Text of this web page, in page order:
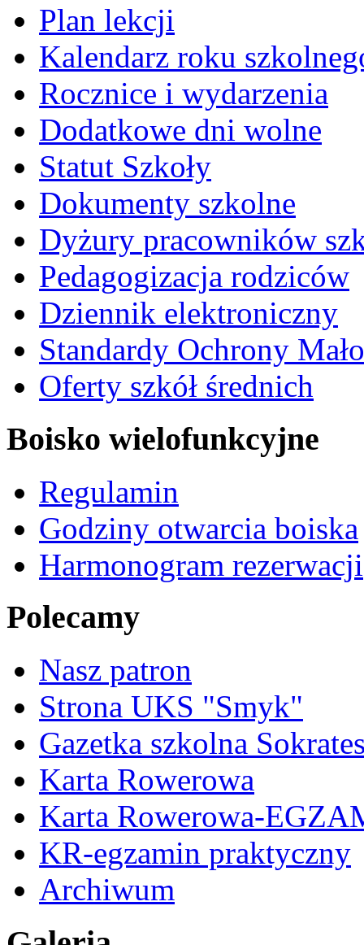
Plan lekcji
Kalendarz roku
Rocznice i wydarzenia
Dodatkowe dni wolne
Statut Szkoły
Dokumenty szkolne
Dyżury pracowników
Pedagogizacja rodziców
Dziennik elektroniczny
Standardy Ochrony
Oferty szkół średnich
Boisko wielofunkcyjne
Regulamin
Godziny otwarcia boiska
Harmonogram rezerwacji
Polecamy
Nasz patron
Strona UKS "Smyk"
Gazetka szkolna
Karta Rowerowa
Karta Rowerowa-
KR-egzamin praktyczny
Archiwum